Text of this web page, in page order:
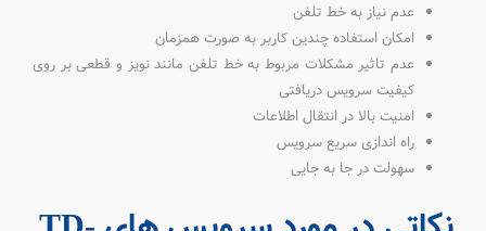
عدم نیاز به خط تلفن
امکان استفاده چندین کاربر به صورت همزمان
عدم تاثیر مشکلات مربوط به خط تلفن مانند نویز و قطعی بر روی
کیفیت سرویس دریافتی
امنیت بالا در انتقال اطلاعات
راه اندازی سریع سرویس
سهولت در جا به جایی